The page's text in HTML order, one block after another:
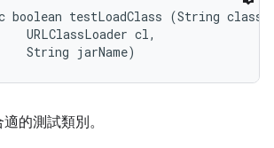
testLoadClass (String
URLClassLoader cl,
String jarName)
的測試類別。